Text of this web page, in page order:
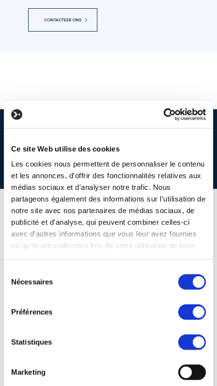
Ce site Web utilise des cookies
Les cookies nous permettent de personnaliser le contenu
et les annonces, d'offrir des fonctionnalités relatives aux
médias sociaux et d'analyser notre trafic. Nous
partageons également des informations sur l'utilisation de
notre site avec nos partenaires de médias sociaux, de
publicité et d'analyse, qui peuvent combiner celles-ci
avec d'autres informations que vous leur avez fournies
ou qu'ils ont collectées lors de votre utilisation de leurs
Nécessaires
Préférences
Statistiques
Marketing
CONTACTEER ONS
Marcel Thirylaan 83
1200 Sint-Lambrechts-Woluwe